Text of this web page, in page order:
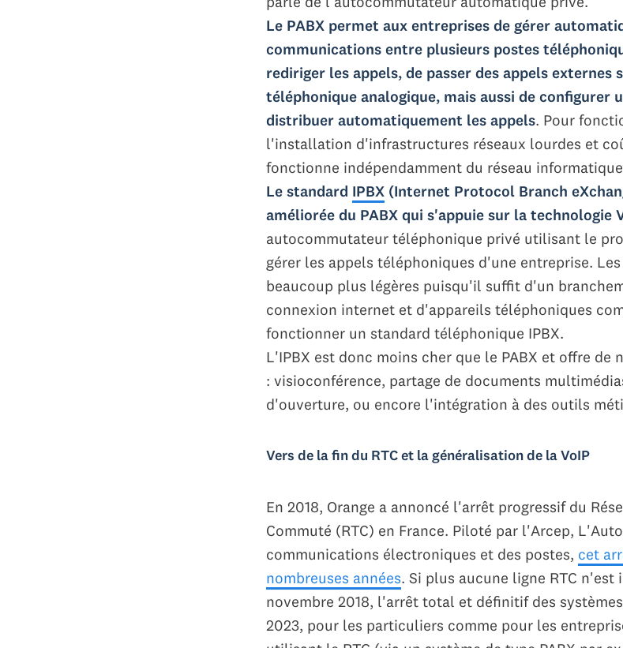
Le PABX permet aux entreprises de gérer
communications entre plusieurs postes
rediriger les appels, de passer des appels externes
téléphonique analogique, mais aussi de configurer
distribuer automatiquement les appels. Pour
l'installation d'infrastructures réseaux lourdes et
fonctionne indépendamment du réseau
Le standard IPBX (Internet Protocol Branch
améliorée du PABX qui s'appuie sur la technologie
autocommutateur téléphonique privé utilisant le
gérer les appels téléphoniques d'une entreprise.
beaucoup plus légères puisqu'il suffit d'un
connexion internet et d'appareils téléphoniques
fonctionner un standard téléphonique IPBX.
L'IPBX est donc moins cher que le PABX et offre
: visioconférence, partage de documents
d'ouverture, ou encore l'intégration à des outils
Vers de la fin du RTC et la généralisation de la VoIP
En 2018, Orange a annoncé l'arrêt progressif du
Commuté (RTC) en France. Piloté par l'Arcep,
communications électroniques et des postes, cet
nombreuses années. Si plus aucune ligne RTC n'est
novembre 2018, l'arrêt total et définitif des
2023, pour les particuliers comme pour les